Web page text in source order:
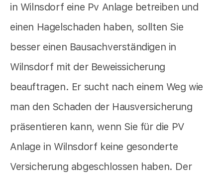
in Wilnsdorf eine Pv Anlage betreiben und
einen Hagelschaden haben, sollten Sie
besser einen Bausachverständigen in
Wilnsdorf mit der Beweissicherung
beauftragen. Er sucht nach einem Weg wie
man den Schaden der Hausversicherung
präsentieren kann, wenn Sie für die PV
Anlage in Wilnsdorf keine gesonderte
Versicherung abgeschlossen haben. Der